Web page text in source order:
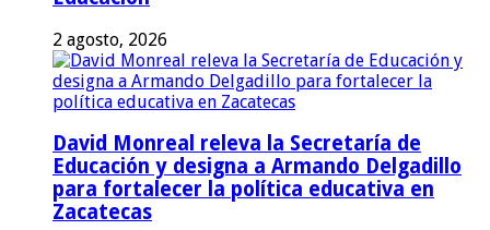
2 agosto, 2026
David Monreal releva la Secretaría de
Educación y designa a Armando Delgadillo
para fortalecer la política educativa en
Zacatecas